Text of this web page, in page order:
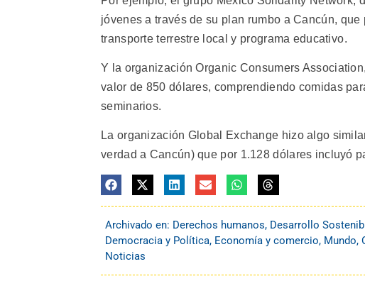
jóvenes a través de su plan rumbo a Cancún,
transporte terrestre local y programa educativo.
Y la organización Organic Consumers
valor de 850 dólares, comprendiendo comidas
seminarios.
La organización Global Exchange hizo algo
verdad a Cancún) que por 1.128 dólares incluyó
Archivado en: Derechos humanos, Desarrollo
Democracia y Política, Economía y comercio, Mundo,
Noticias